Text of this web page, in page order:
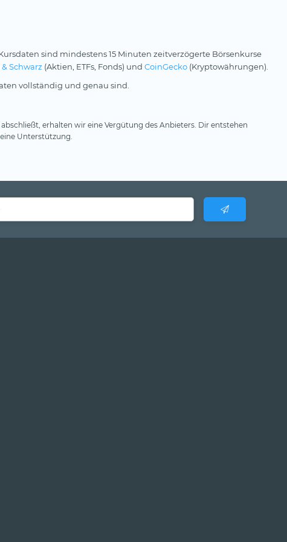
sind mindestens 15 Minuten zeitverzögerte Börsenkurse
Schwarz (Aktien, ETFs, Fonds) und CoinGecko (Kryptowährungen).
vollständig und genau sind.
erhalten wir eine Vergütung des Anbieters. Dir entstehen
Unterstützung.